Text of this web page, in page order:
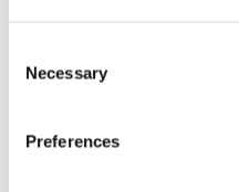
Selection
Necessary
Preferences
Söt kökshandduk i vitt
Mått:50x70 cm